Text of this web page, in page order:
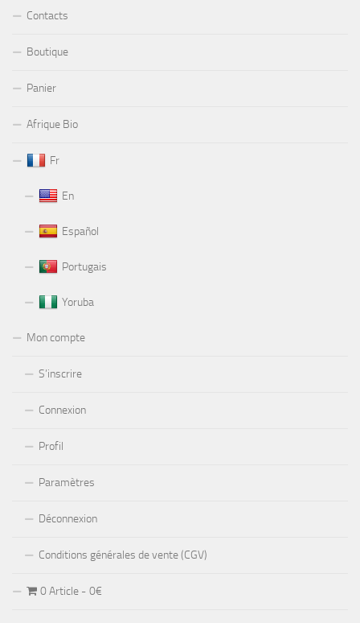
Contacts
Boutique
Panier
Afrique Bio
Fr
En
Español
Portugais
Yoruba
Mon compte
S’inscrire
Connexion
Profil
Paramètres
Déconnexion
Conditions générales de vente (CGV)
0 Article 0€